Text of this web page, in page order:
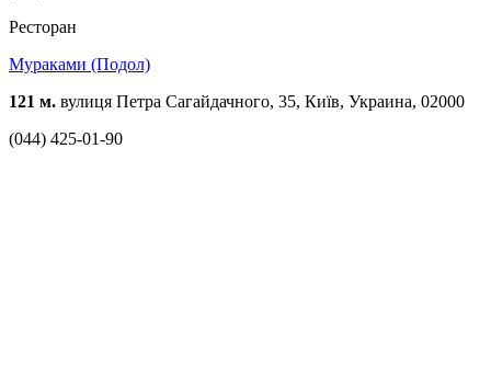
Ресторан
Мураками (Подол)
121 м. вулиця Петра Сагайдачного, 35, Київ, Украина, 02000
(044) 425-01-90